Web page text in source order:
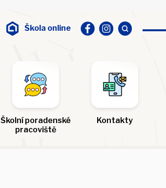
Škola online
Školní poradenské
pracoviště
Kontakty